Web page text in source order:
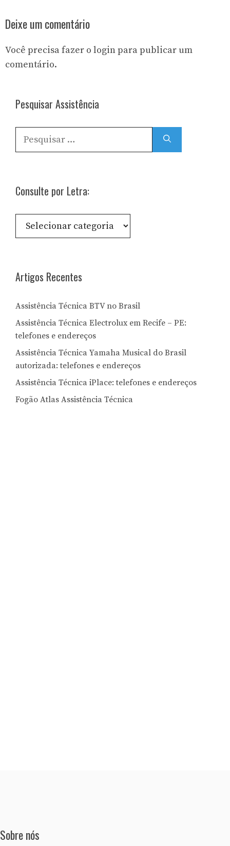
Deixe um comentário
Você precisa fazer o loginpara publicar um
comentário.
Pesquisar Assistência
Pesquisar
por:
Consulte por Letra:
Consulte
Artigos Recentes
Assistência Técnica BTV no Brasil
Assistência Técnica Electrolux em Recife – PE:
telefones e endereços
Assistência Técnica Yamaha Musical do Brasil
autorizada: telefones e endereços
Assistência Técnica iPlace: telefones e endereços
Fogão Atlas Assistência Técnica
Sobre nós